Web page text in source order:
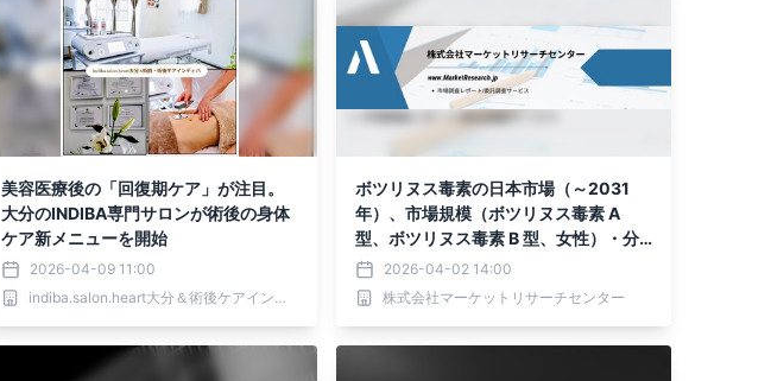
美容医療後の「回復期ケア」が注目。
大分のINDIBA専門サロンが術後の身体
ケア新メニューを開始
2026-04-09 11:00
indiba.salon.heart大分＆術後ケアインディバ大分
ボツリヌス毒素の日本市場（～2031
年）、市場規模（ボツリヌス毒素 A
型、ボツリヌス毒素 B 型、女性）・分
析レポートを発表
2026-04-02 14:00
株式会社マーケットリサーチセンター